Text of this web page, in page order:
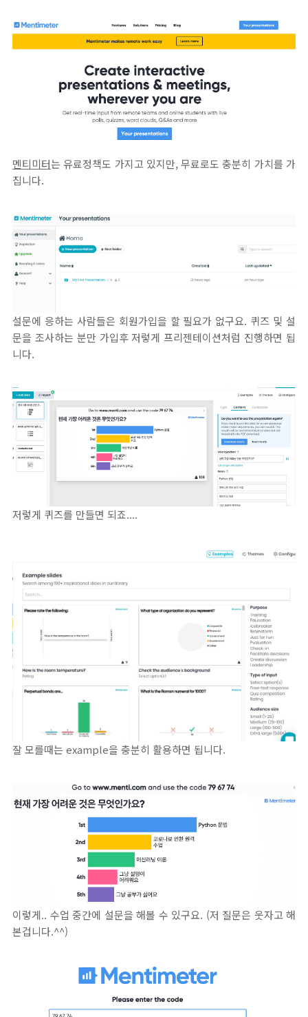
멘티미터는 유료정책도 가지고 있지만, 무료로도 충분히 가치를 가
집니다.
설문에 응하는 사람들은 회원가입을 할 필요가 없구요. 퀴즈 및 설
문을 조사하는 분만 가입후 저렇게 프리젠테이션처럼 진행하면 됩
니다.
저렇게 퀴즈를 만들면 되죠....
잘 모를때는 example을 충분히 활용하면 됩니다.
이렇게.. 수업 중간에 설문을 해볼 수 있구요. (저 질문은 웃자고 해
본겁니다.^^)